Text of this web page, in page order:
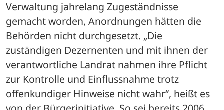
Verwaltung jahrelang Zugeständnisse
gemacht worden, Anordnungen hätten die
Behörden nicht durchgesetzt. „Die
zuständigen Dezernenten und mit ihnen der
verantwortliche Landrat nahmen ihre Pflicht
zur Kontrolle und Einflussnahme trotz
offenkundiger Hinweise nicht wahr“, heißt es